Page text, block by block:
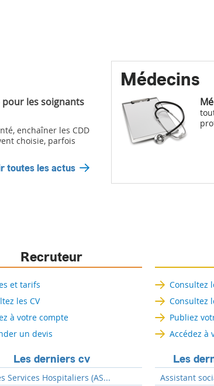
les soignants
enchaîner les CDD
choisie, parfois
toutes les actus
Médecins
Recruteur
et tarifs
les CV
à votre compte
un devis
Les derniers cv
Services Hospitaliers (AS...
Consultez
Consultez
Publiez
Accédez à
Les
Assistant